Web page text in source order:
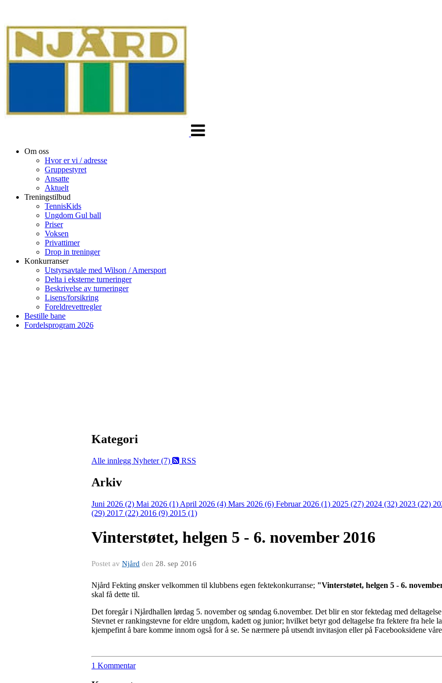
Om oss
Hvor er vi / adresse
Gruppestyret
Ansatte
Aktuelt
Treningstilbud
TennisKids
Ungdom Gul ball
Priser
Voksen
Privattimer
Drop in treninger
Konkurranser
Utstyrsavtale med Wilson / Amersport
Delta i eksterne turneringer
Beskrivelse av turneringer
Lisens/forsikring
Foreldrevettregler
Bestille bane
Fordelsprogram 2026
Kategori
Alle innlegg Nyheter (7) RSS
Arkiv
Juni 2026 (2) Mai 2026 (1) April 2026 (4) Mars 2026 (6) Februar 2026 (1) 2025 (27) 2024 (32) 2023 (22)
(29) 2017 (22) 2016 (9) 2015 (1)
Vinterstøtet, helgen 5 - 6. november 2016
Postet av Njård den 28. sep 2016
Njård Fekting ønsker velkommen til klubbens egen fektekonkurranse; "Vinterstøtet, helgen 5 - 6.
skal få dette til.
Det foregår i Njårdhallen lørdag 5. november og søndag 6.november. Det blir en stor fektedag med
Stevnet er rankingstevne for eldre ungdom, kadett og junior; hvilket betyr god deltagelse fra fektere fra hele
kjempefint å bare komme innom også for å se. Se nærmere på utsendt invitasjon eller på Facebooksidene
1 Kommentar